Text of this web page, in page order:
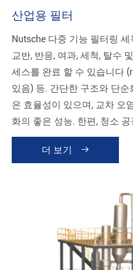
산업용 필터
Nutsche 다중 기능 필터링
교반, 반응, 여과, 세척, 탈수
세스를 완료 할 수 있습니다
있음) 등. 간단한 구조와 단
은 효율성이 있으며, 교차 오
화의 좋은 성능. 한편, 청소
료를 줄일 수 있습니다. 그것
염색 산업과 같은 산업에 널
다. GMP Norm 및 FDA Norm
더 보기 